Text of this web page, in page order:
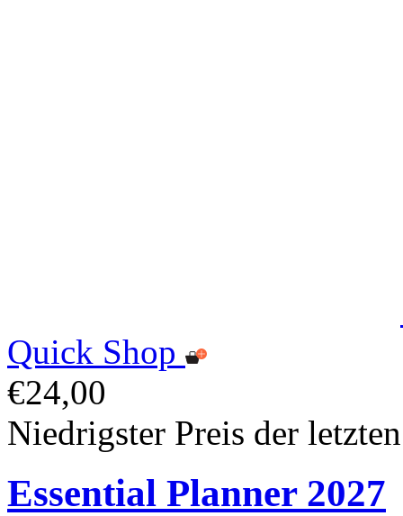
Quick Shop
€24,00
Niedrigster Preis der
Essential Planner 2027